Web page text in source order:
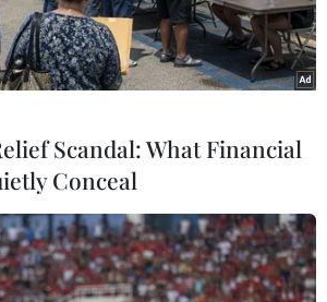
Scandal: What Financial
Conceal